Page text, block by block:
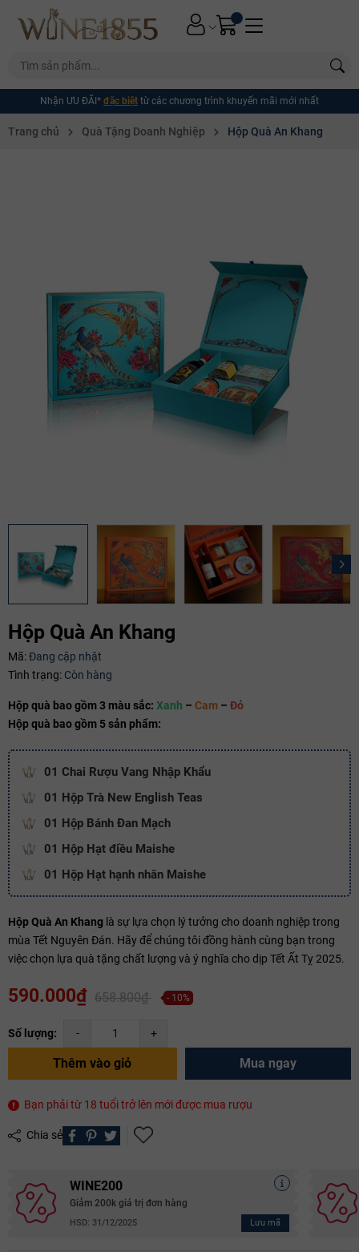
Nhận ƯU ĐÃI* đặc biệt từ các chương trình khuyến mãi mới nhất
Trang chủ Quà Tặng Doanh Nghiệp Hộp Quà An Khang
Hộp Quà An Khang
Mã:Đang cập nhật
Tình trạng: Còn hàng
Hộp quà bao gồm 3 màu sắc: Xanh – Cam – Đỏ
Hộp quà bao gồm 5 sản phẩm:
01 Chai Rượu Vang Nhập Khẩu
01 Hộp Trà New English Teas
01 Hộp Bánh Đan Mạch
01 Hộp Hạt điều Maishe
01 Hộp Hạt hạnh nhân Maishe
Hộp Quà An Khang là sự lựa chọn lý tưởng cho doanh nghiệp trong
mùa Tết Nguyên Đán. Hãy để chúng tôi đồng hành cùng bạn trong
việc chọn lựa quà tặng chất lượng và ý nghĩa cho dịp Tết Ất Tỵ 2025.
590.000₫ 658.800₫ - 10%
Số lượng: - +
Thêm vào giỏ Mua ngay
Bạn phải từ 18 tuổi trở lên mới được mua rượu
Chia sẻ
WINE200
Giảm 200k giá trị đơn hàng
HSD: 31/12/2025 Lưu mã
Ngày hết hạn:
Copy mã và nhập mã ở trang THANH TOÁN